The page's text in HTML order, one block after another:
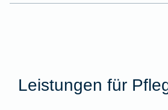
Leistungen für